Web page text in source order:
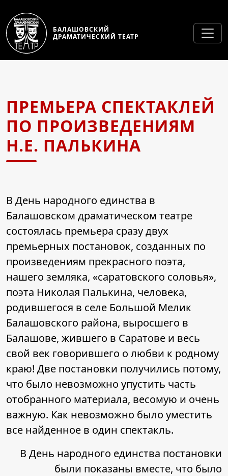
БАЛАШОВСКИЙ
ДРАМАТИЧЕСКИЙ ТЕАТР
ПРЕМЬЕРА СПЕКТАКЛЕЙ
ПО ПРОИЗВЕДЕНИЯМ
Н.Е. ПАЛЬКИНА
В День народного единства в
Балашовском драматическом театре
состоялась премьера сразу двух
премьерных постановок, созданных по
произведениям прекрасного поэта,
нашего земляка, «саратовского соловья»,
поэта Николая Палькина, человека,
родившегося в селе Большой Мелик
Балашовского района, выросшего в
Балашове, жившего в Саратове и весь
свой век говорившего о любви к родному
краю! Две постановки получились потому,
что было невозможно упустить часть
отобранного материала, весомую и очень
важную. Как невозможно было уместить
все найденное в один спектакль.
В День народного единства постановки
были показаны вместе, что было